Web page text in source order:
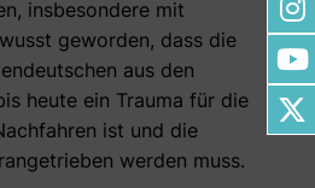
insbesondere mit
geworden, dass die
aus den
heute ein Trauma für die
ist und die
werden muss.